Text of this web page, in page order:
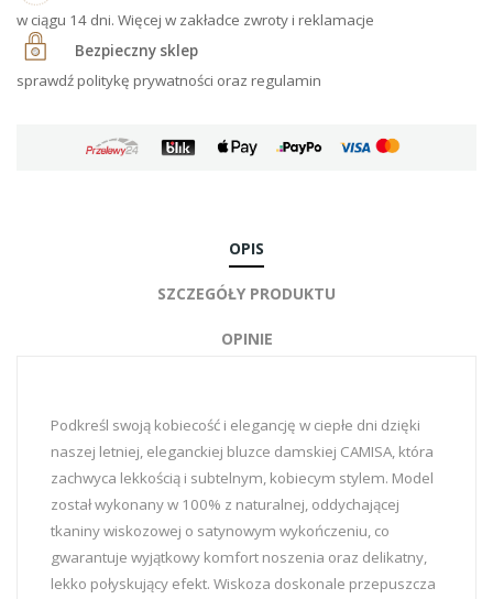
w ciągu 14 dni. Więcej w zakładce zwroty i reklamacje
Bezpieczny sklep
sprawdź politykę prywatności oraz regulamin
OPIS
SZCZEGÓŁY PRODUKTU
OPINIE
Podkreśl swoją kobiecość i elegancję w ciepłe dni dzięki
naszej letniej, eleganckiej bluzce damskiej CAMISA, która
zachwyca lekkością i subtelnym, kobiecym stylem. Model
został wykonany w 100% z naturalnej, oddychającej
tkaniny wiskozowej o satynowym wykończeniu, co
gwarantuje wyjątkowy komfort noszenia oraz delikatny,
lekko połyskujący efekt. Wiskoza doskonale przepuszcza